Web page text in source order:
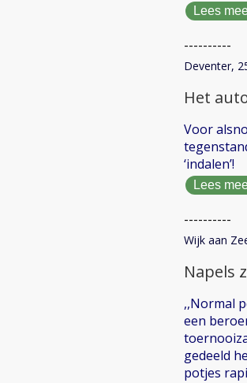
Lees
----------
Deventer,
Het
Voor
‘indalen’!
Lees
----------
Wijk aan
Napels
,,Normal
een
gedeeld
potjes